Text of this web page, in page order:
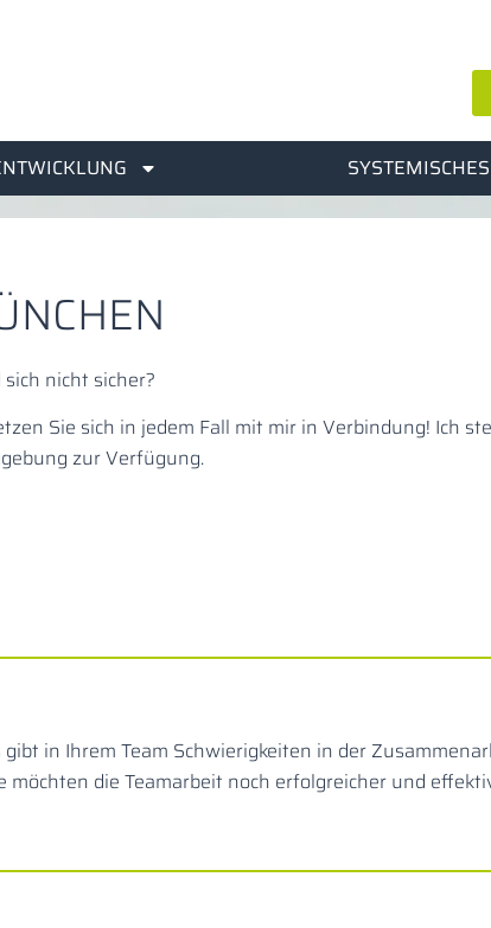
sich nicht sicher?
Sie sich in jedem Fall mit mir in Verbindung! Ich
zur Verfügung.
gibt in Ihrem Team Schwierigkeiten in der
möchten die Teamarbeit noch erfolgreicher und